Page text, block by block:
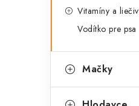
Vitamíny a
Vodítko pre psa
Mačky